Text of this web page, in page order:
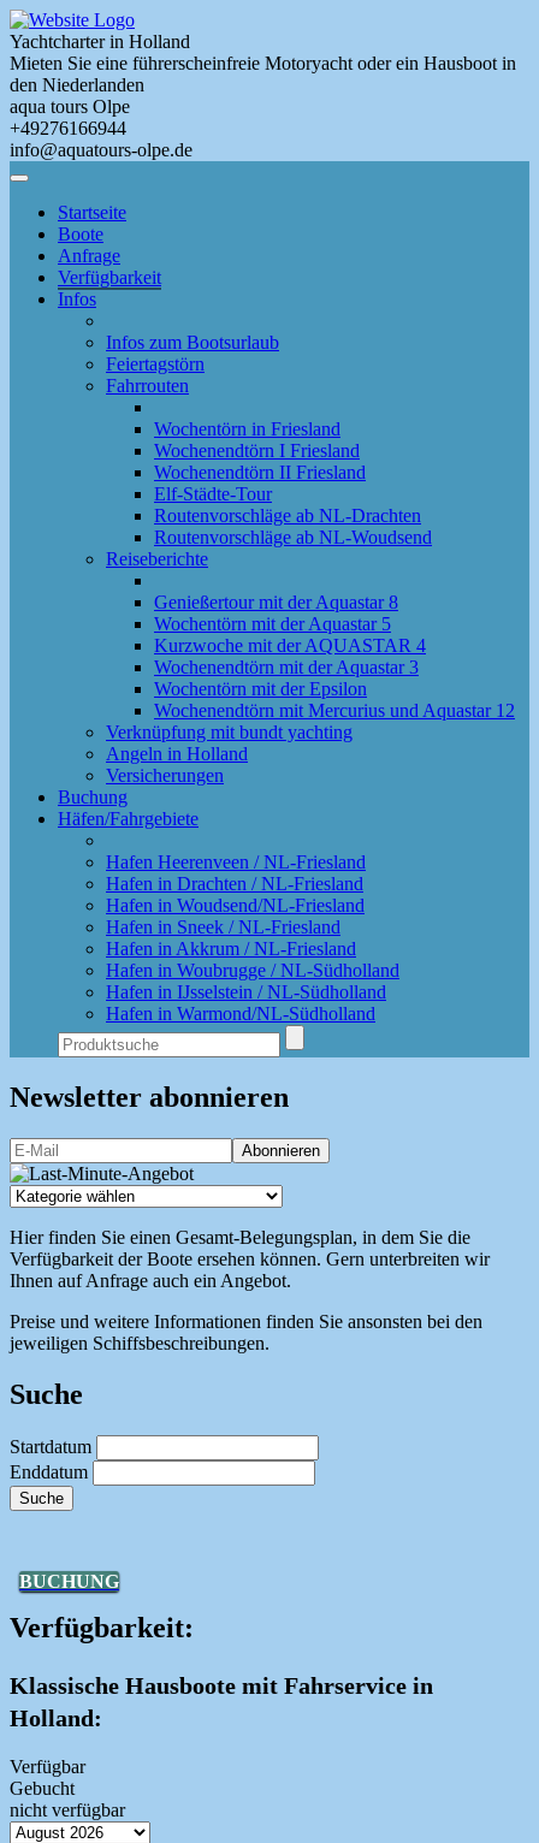
Skip
to
main
content
Yachtcharter in Holland
Mieten Sie eine führerscheinfreie Motoryacht oder ein Hausboot in
den Niederlanden
aqua tours Olpe
+49276166944
info@aquatours-olpe.de
Toggle
Startseite
Boote
Anfrage
Verfügbarkeit
Infos
Infos zum Bootsurlaub
Feiertagstörn
Fahrrouten
Wochentörn in Friesland
Wochenendtörn I Friesland
Wochenendtörn II Friesland
Elf-Städte-Tour
Routenvorschläge ab NL-Drachten
Routenvorschläge ab NL-Woudsend
Reiseberichte
Genießertour mit der Aquastar 8
Wochentörn mit der Aquastar 5
Kurzwoche mit der AQUASTAR 4
Wochenendtörn mit der Aquastar 3
Wochentörn mit der Epsilon
Wochenendtörn mit Mercurius und Aquastar 12
Verknüpfung mit bundt yachting
Angeln in Holland
Versicherungen
Buchung
Häfen/Fahrgebiete
Hafen Heerenveen / NL-Friesland
Hafen in Drachten / NL-Friesland
Hafen in Woudsend/NL-Friesland
Hafen in Sneek / NL-Friesland
Hafen in Akkrum / NL-Friesland
Hafen in Woubrugge / NL-Südholland
Hafen in IJsselstein / NL-Südholland
Hafen in Warmond/NL-Südholland
Newsletter abonnieren
Hier finden Sie einen Gesamt-Belegungsplan, in dem Sie die
Verfügbarkeit der Boote ersehen können. Gern unterbreiten wir
Ihnen auf Anfrage auch ein Angebot.
Preise und weitere Informationen finden Sie ansonsten bei den
jeweiligen Schiffsbeschreibungen.
Suche
Startdatum
Enddatum
Suche
BUCHUNG
Verfügbarkeit:
Klassische Hausboote mit Fahrservice in
Holland:
Verfügbar
Gebucht
nicht verfügbar